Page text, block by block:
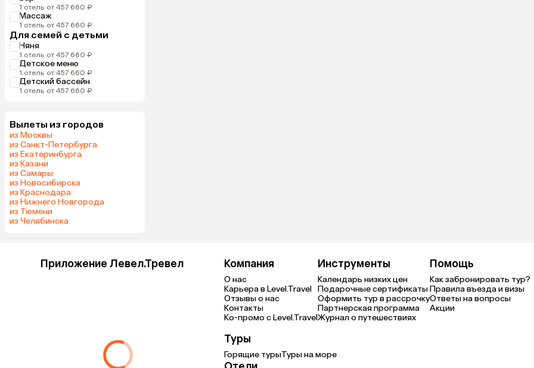
1 отель от 457 660 ₽
Массаж
1 отель от 457 660 ₽
Для семей с детьми
Няня
1 отель от 457 660 ₽
Детское меню
1 отель от 457 660 ₽
Детский бассейн
1 отель от 457 660 ₽
Вылеты из городов
из Москвы
из Санкт-Петербурга
из Екатеринбурга
из Казани
из Самары
из Новосибирска
из Краснодара
из Нижнего Новгорода
из Тюмени
из Челябинска
Приложение Левел.Тревел Компания
О нас
Карьера в Level.Travel
Отзывы о нас
Контакты
Ко-промо с Level.Travel
Инструменты
Календарь низких цен
Подарочные сертификаты
Оформить тур в рассрочку
Партнерская программа
Журнал о путешествиях
Помощь
Как забронировать тур?
Правила въезда и визы
Ответы на вопросы
Акции
Туры
Горящие турыТуры на море